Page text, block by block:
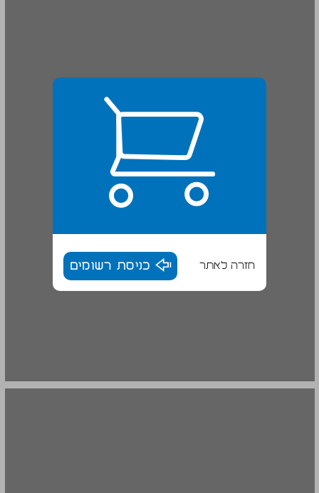
חזרה לאתר כניסת רשומים